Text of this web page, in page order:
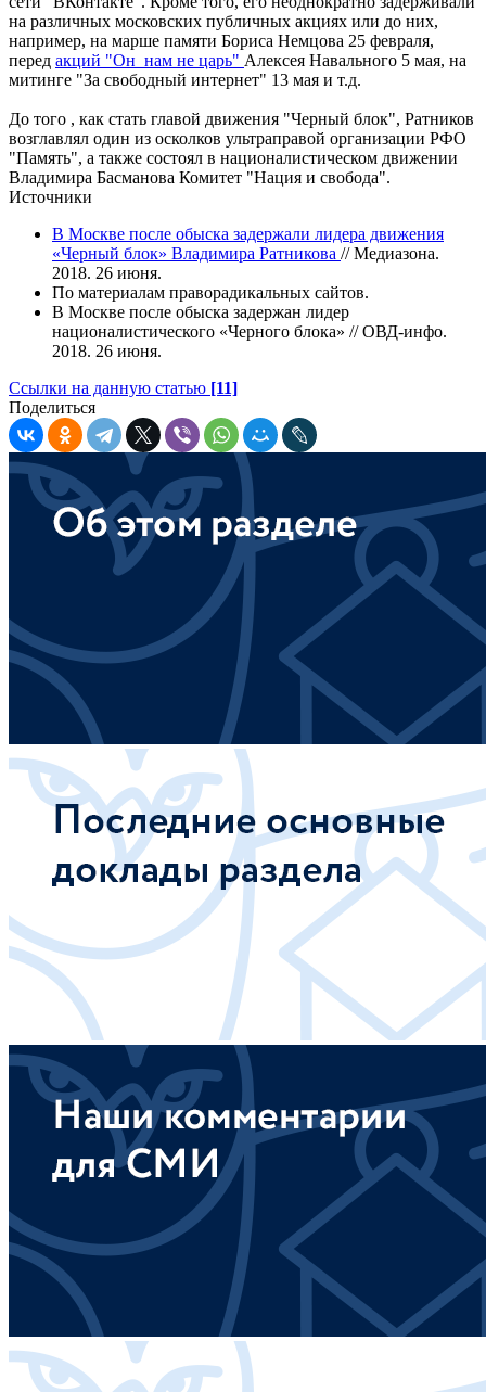
на различных московских публичных акциях или до них,
например, на марше памяти Бориса Немцова 25 февраля,
перед акций "Он нам не царь" Алексея Навального 5 мая, на
митинге "За свободный интернет" 13 мая и т.д.
До того , как стать главой движения "Черный блок", Ратников
возглавлял один из осколков ультраправой организации РФО
"Память", а также состоял в националистическом движении
Владимира Басманова Комитет "Нация и свобода".
Источники
В Москве после обыска задержали лидера движения
«Черный блок» Владимира Ратникова // Медиазона.
2018. 26 июня.
По материалам праворадикальных сайтов.
В Москве после обыска задержан лидер
националистического «Черного блока» // ОВД-инфо.
2018. 26 июня.
Ссылки на данную статью [11]
Поделиться